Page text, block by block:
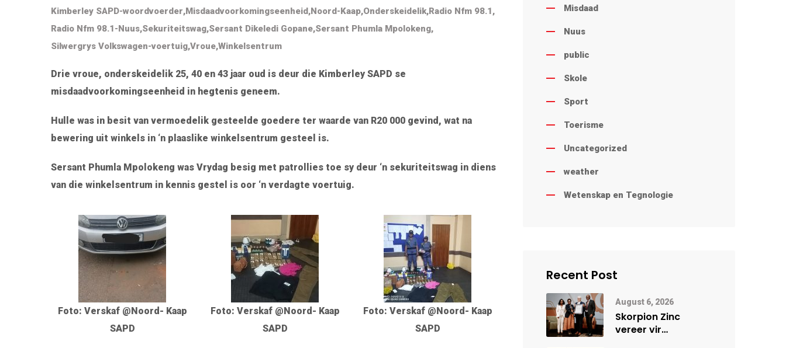
Kimberley SAPD-woordvoerder,Misdaadvoorkomingseenheid,Noord-Kaap,Onderskeidelik,Radio Nfm 98.1,
Radio Nfm 98.1-Nuus,Sekuriteitswag,Sersant Dikeledi Gopane,Sersant Phumla Mpolokeng,
Silwergrys Volkswagen-voertuig,Vroue,Winkelsentrum
Drie vroue, onderskeidelik 25, 40 en 43 jaar oud is deur die Kimberley SAPD se
misdaadvoorkomingseenheid in hegtenis geneem.
Hulle was in besit van vermoedelik gesteelde goedere ter waarde van R20 000 gevind, wat na
bewering uit winkels in ‘n plaaslike winkelsentrum gesteel is.
Sersant Phumla Mpolokeng was Vrydag besig met patrollies toe sy deur ‘n sekuriteitswag in diens
van die winkelsentrum in kennis gestel is oor ‘n verdagte voertuig.
Foto: Verskaf @Noord- Kaap
SAPD
Foto: Verskaf @Noord- Kaap
SAPD
Foto: Verskaf @Noord- Kaap
SAPD
Misdaad
Nuus
public
Skole
Sport
Toerisme
Uncategorized
weather
Wetenskap en Tegnologie
Recent Post
August 6, 2026
Skorpion Zinc
vereer vir